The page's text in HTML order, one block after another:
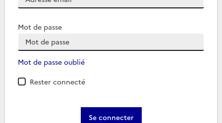
Mot de passe
Mot de passe oublié
Rester connecté
Se connecter